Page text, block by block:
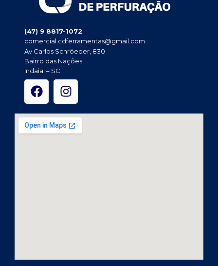
(47) 9 8817-1072
comercial.cdferramentas@gmail.com
Av Carlos Schröeder, 830
Bairro das Nações
Indaial – SC